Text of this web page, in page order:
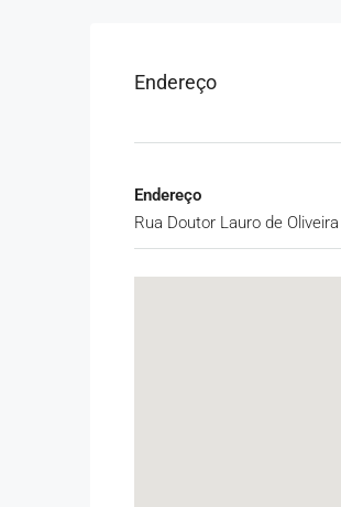
Endereço
Endereço
Rua Doutor Lauro de